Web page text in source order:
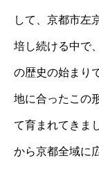
して、京都市左
培し続ける中で
の歴史の始まり
地に合ったこの
て育まれてきま
から京都全域に